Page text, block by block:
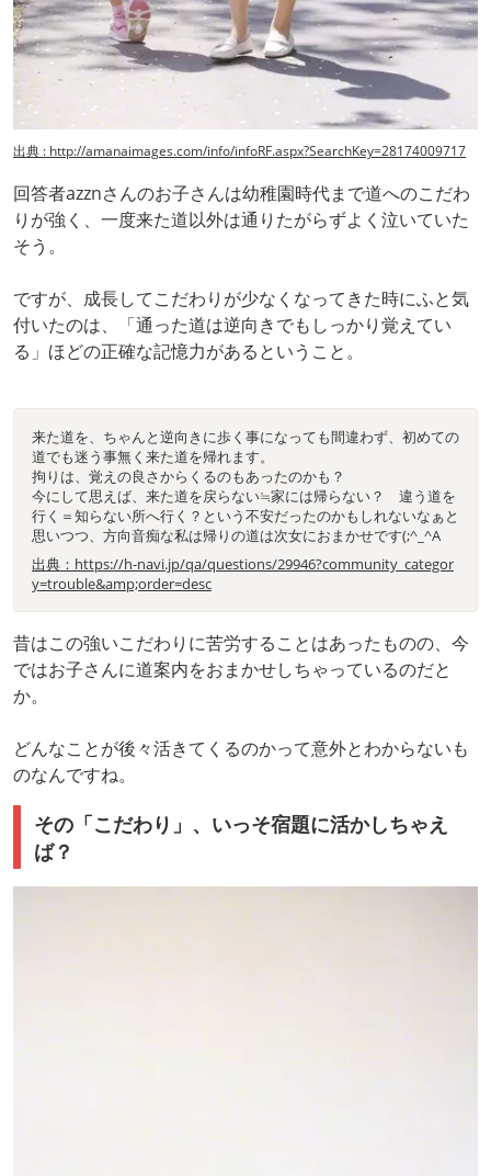
出典 : http://amanaimages.com/info/infoRF.aspx?SearchKey=28174009717
回答者azznさんのお子さんは幼稚園時代まで道へのこだわ
りが強く、一度来た道以外は通りたがらずよく泣いていた
そう。
ですが、成長してこだわりが少なくなってきた時にふと気
付いたのは、「通った道は逆向きでもしっかり覚えてい
る」ほどの正確な記憶力があるということ。
来た道を、ちゃんと逆向きに歩く事になっても間違わず、初めての
道でも迷う事無く来た道を帰れます。
拘りは、覚えの良さからくるのもあったのかも？
今にして思えば、来た道を戻らない≒家には帰らない？ 違う道を
行く＝知らない所へ行く？という不安だったのかもしれないなぁと
思いつつ、方向音痴な私は帰りの道は次女におまかせです(;^_^A
出典：https://h-navi.jp/qa/questions/29946?community_categor
y=trouble&amp;order=desc
昔はこの強いこだわりに苦労することはあったものの、今
ではお子さんに道案内をおまかせしちゃっているのだと
か。
どんなことが後々活きてくるのかって意外とわからないも
のなんですね。
その「こだわり」、いっそ宿題に活かしちゃえ
ば？